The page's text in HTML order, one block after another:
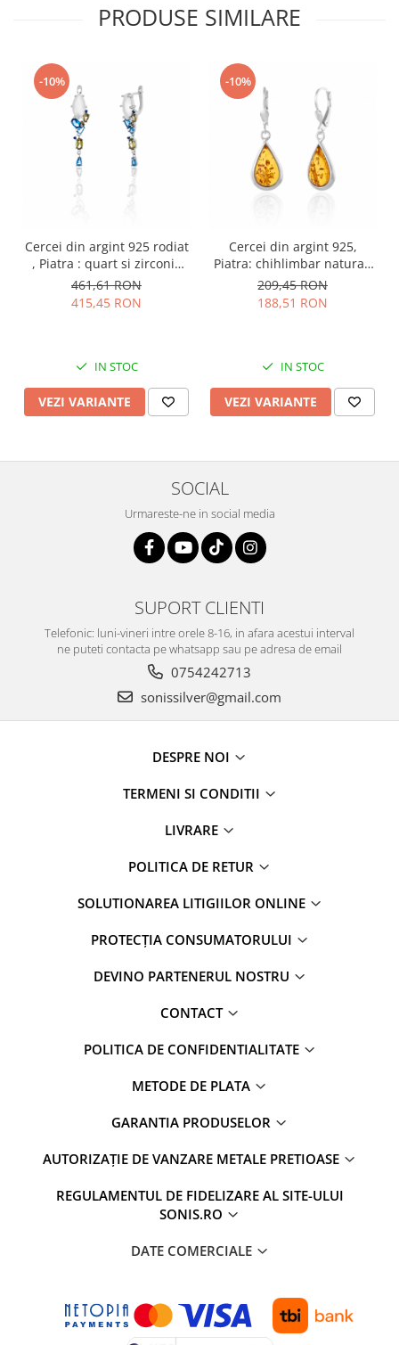
PRODUSE SIMILARE
-10%
Cercei din argint 925 rodiat
, Piatra : quart si zirconia
fatetata , Culoare :
multicolor ,
461,61 RON
415,45 RON
IN STOC
VEZI VARIANTE
-10%
Cercei din argint 925,
Piatra: chihlimbar natural,
Culoare: galben miere,
209,45 RON
188,51 RON
IN STOC
VEZI VARIANTE
SOCIAL
Urmareste-ne in social media
SUPORT CLIENTI
Telefonic: luni-vineri intre orele 8-16, in afara acestui interval
ne puteti contacta pe whatsapp sau pe adresa de email
0754242713
sonissilver@gmail.com
DESPRE NOI
TERMENI SI CONDITII
LIVRARE
POLITICA DE RETUR
SOLUTIONAREA LITIGIILOR ONLINE
PROTECȚIA CONSUMATORULUI
DEVINO PARTENERUL NOSTRU
CONTACT
POLITICA DE CONFIDENTIALITATE
METODE DE PLATA
GARANTIA PRODUSELOR
AUTORIZAȚIE DE VANZARE METALE PRETIOASE
REGULAMENTUL DE FIDELIZARE AL SITE-ULUI
SONIS.RO
DATE COMERCIALE